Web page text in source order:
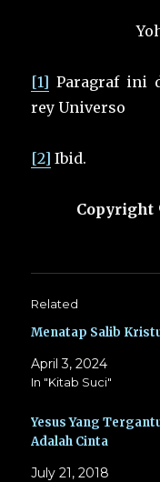
[1] Paragraf ini
rey Universo
[2] Ibid.
Copyright
Related
Menatap Salib
April 3, 2024
In "Kitab Suci"
Yesus Yang
Adalah Cinta
July 21, 2018